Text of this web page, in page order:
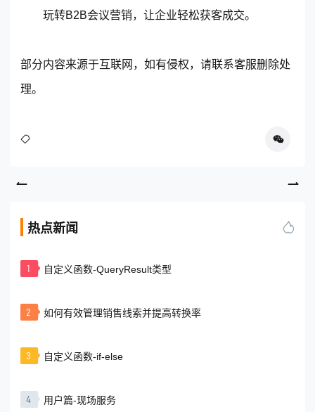
玩转B2B会议营销，让企业轻松获客成交。
部分内容来源于互联网，如有侵权，请联系客服删除处
理。
热点新闻
1 自定义函数-QueryResult类型
2 如何有效管理销售线索并提高转换率
3 自定义函数-if-else
4 用户篇-现场服务